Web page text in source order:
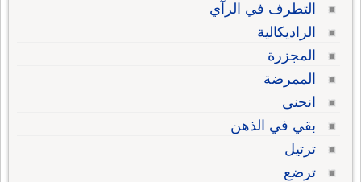
التطرف في الرآي
الراديكالية
المجزرة
الممرضة
انحنى
بقي في الذهن
ترتيل
ترضع